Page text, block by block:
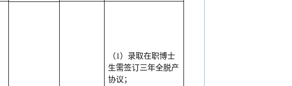
（1）录取在职博士
生需签订三年全脱产
协议；